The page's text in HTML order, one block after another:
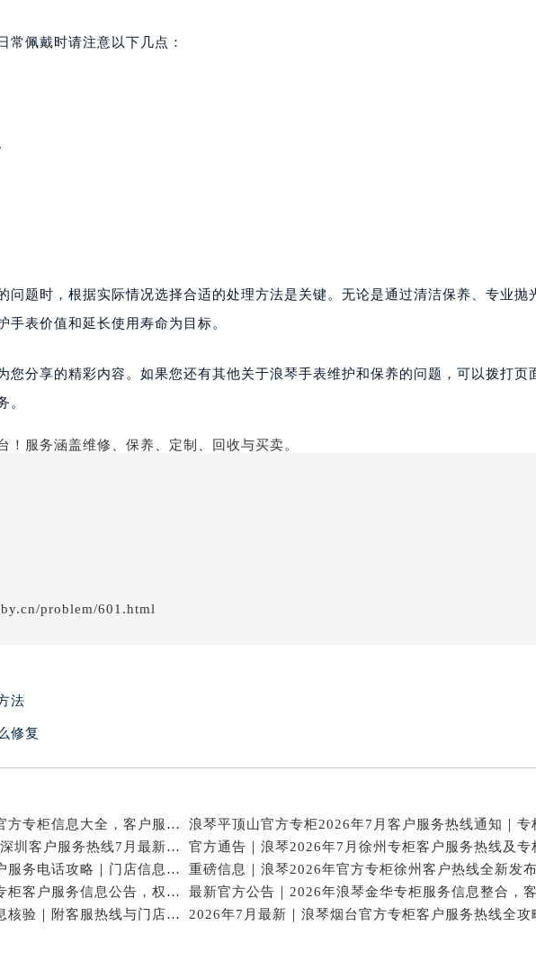
常佩戴时请注意以下几点：
问题时，根据实际情况选择合适的处理方法是关键。无论是通过清洁保养、专业抛
表价值和延长使用寿命为目标。
您分享的精彩内容。如果您还有其他关于浪琴手表维护和保养的问题，可以拨打页
。
problem/601.html
法
修复
2026年7月重磅通告｜浪琴合肥官方专柜信息大全，客户服务热线同步更新
攻略升级！2026年浪琴官方专柜深圳客户服务热线7月最新公告
2026年7月浪琴天津专柜官方客户服务电话攻略｜门店信息一网打尽
官方热线｜2026年7月浪琴唐山专柜客户服务信息公告，权威发布
2026年7月浪琴广州官方专柜信息核验｜附客服热线与门店汇总